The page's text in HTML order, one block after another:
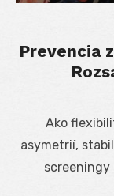
Prevencia
Ako
asymetrií,
screeningy